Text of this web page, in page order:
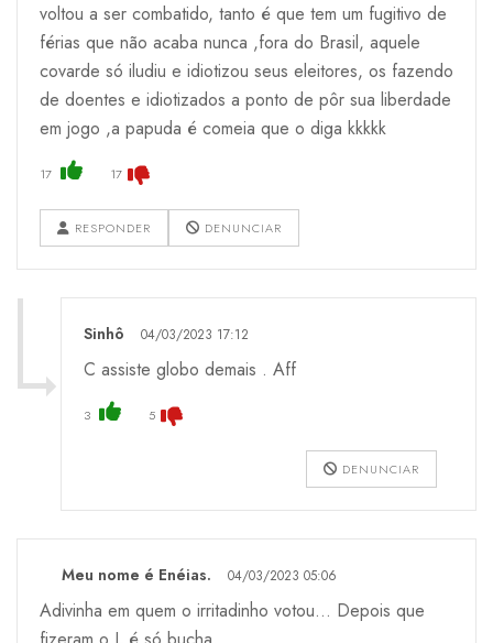
voltou a ser combatido, tanto é que tem um fugitivo de
férias que não acaba nunca ,fora do Brasil, aquele
covarde só iludiu e idiotizou seus eleitores, os fazendo
de doentes e idiotizados a ponto de pôr sua liberdade
em jogo ,a papuda é comeia que o diga kkkkk
17 17
RESPONDER DENUNCIAR
Sinhô 04/03/2023 17:12
C assiste globo demais . Aff
3 5
DENUNCIAR
Meu nome é Enéias. 04/03/2023 05:06
Adivinha em quem o irritadinho votou... Depois que